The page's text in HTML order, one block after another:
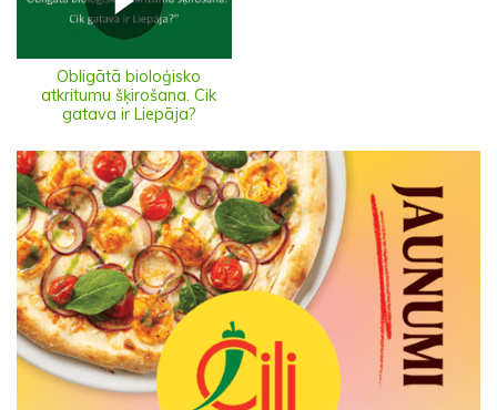
Obligātā bioloģisko
atkritumu šķirošana. Cik
gatava ir Liepāja?